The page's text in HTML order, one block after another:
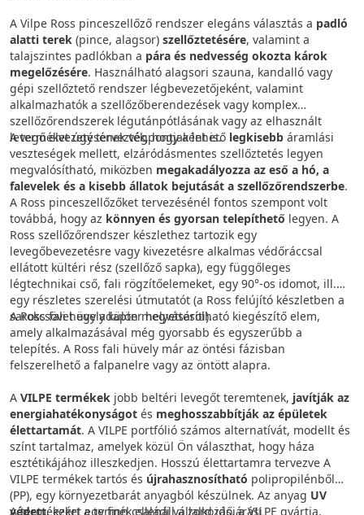
A Vilpe Ross pinceszellőző rendszer elegáns választás a padló
alatti terek (pince, alagsor) szellőztetésére, valamint a
talajszintes padlókban a pára és nedvesség okozta károk
megelőzésére. Használható alagsori szauna, kandalló vagy
gépi szellőztető rendszer légbevezetőjeként, valamint
alkalmazhatók a szellőzőberendezések vagy komplex
szellőzőrendszerek légutánpótlásának vagy az elhasznált
levegő elvezetésének végpontjaként is.
A terméket úgy tervezték, hogy a lehető legkisebb áramlási
veszteségek mellett, elzáródásmentes szellőztetés legyen
megvalósítható, miközben megakadályozza az eső a hó, a
falevelek és a kisebb állatok bejutását a szellőzőrendszerbe.
A Ross pinceszellőzőket tervezésénél fontos szempont volt
továbbá, hogy az könnyen és gyorsan telepíthető legyen. A
Ross szellőzőrendszer készlethez tartozik egy
levegőbevezetésre vagy kivezetésre alkalmas védőráccsal
ellátott kültéri rész (szellőző sapka), egy függőleges
légtechnikai cső, fali rögzítőelemeket, egy 90°-os idomot, ill.
egy részletes szerelési útmutatót (a Ross felújító készletben a
sarokcsövet egy adapter helyettesíti).
A Ross fali hüvely külön megvásárolható kiegészítő elem,
amely alkalmazásával még gyorsabb és egyszerűbb a
telepítés. A Ross fali hüvely már az öntési fázisban
felszerelhető a falpanelre vagy az öntött alapra.
A VILPE termékek jobb beltéri levegőt teremtenek, javítják az
energiahatékonyságot és meghosszabbítják az épületek
élettartamát. A VILPE portfólió számos alternatívát, modellt és
színt tartalmaz, amelyek közül Ön választhat, hogy háza
esztétikájához illeszkedjen. Hosszú élettartamra tervezve A
VILPE termékek tartós és újrahasznosítható polipropilénből
(PP), egy környezetbarát anyagból készülnek. Az anyag UV
védett, ezért a termék ellenáll a zord időjárási
A termékeket egy finn családi vállalkozás, a VILPE gyártja,